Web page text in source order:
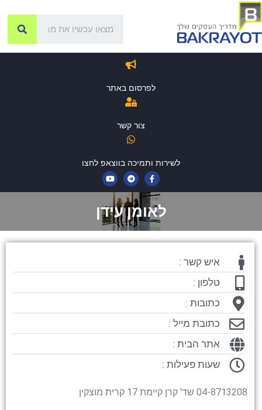
לפרסום באתר
צור קשר
לשירות ותמיכה בווצאפ לחצו
לאומן עידן
איש קשר :
טלפון :
כתובות :
כתובת מייל :
אתר הבית :
שעות פעילות :
04-8713208 שד' קרן קיימת 17 קרית מוצקין